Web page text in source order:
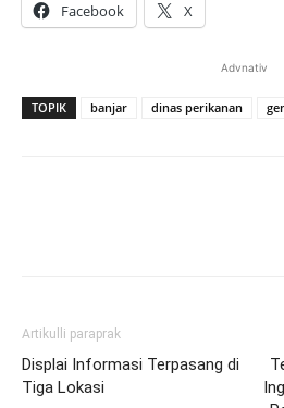
Facebook X
Advnativ
TOPIK banjar dinas perikanan
Artikulli paraprak
Displai Informasi Terpasang di
Tiga Lokasi